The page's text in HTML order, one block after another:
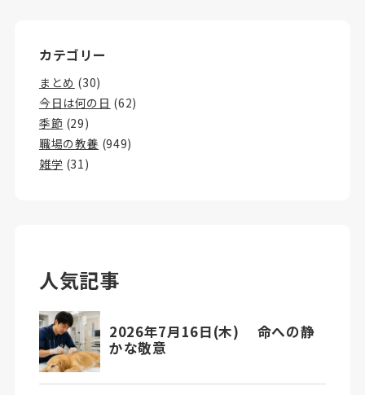
カテゴリー
まとめ (30)
今日は何の日 (62)
季節 (29)
職場の教養 (949)
雑学 (31)
人気記事